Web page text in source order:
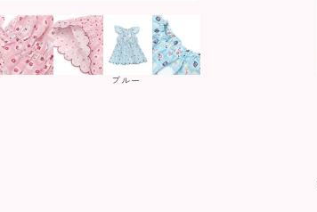
ブルー